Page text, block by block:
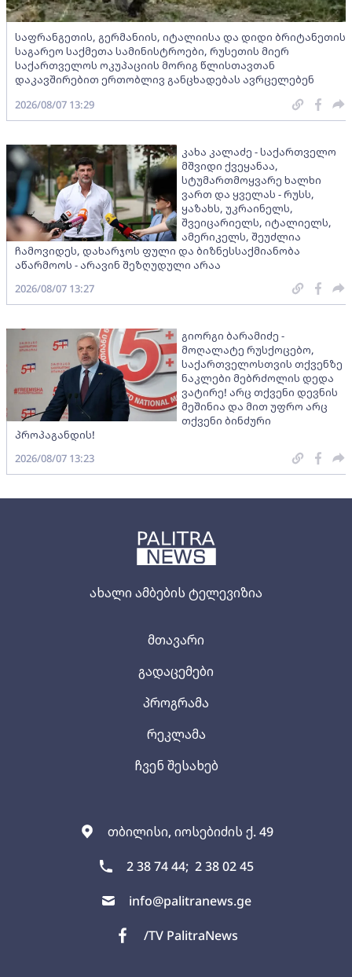
ახალი ამბების ტელევიზია
თბილისი, იოსებიძის ქ. 49
2 38 74 44; 2 38 02 45
info@palitranews.ge
/TV PalitraNews
მთავარი
გადაცემები
პროგრამა
რეკლამა
ჩვენ შესახებ
საფრანგეთის, გერმანიის, იტალიისა და დიდი ბრიტანეთის
საგარეო საქმეთა სამინისტროები, რუსეთის მიერ
საქართველოს ოკუპაციის მორიგ წლისთავთან
დაკავშირებით ერთობლივ განცხადებას ავრცელებენ
2026/08/07 13:29
კახა კალაძე - საქართველო
მშვიდი ქვეყანაა,
სტუმართმოყვარე ხალხი
ვართ და ყველას - რუსს,
ყაზახს, უკრაინელს,
შვეიცარიელს, იტალიელს,
ამერიკელს, შეუძლია
ჩამოვიდეს, დახარჯოს ფული და ბიზნესსაქმიანობა
აწარმოოს - არავინ შეზღუდული არაა
2026/08/07 13:27
გიორგი ბარამიძე -
მოღალატე რუსქოცებო,
საქართველოსთვის თქვენზე
ნაკლები მებრძოლის დედა
ვატირე! არც თქვენი დევნის
მეშინია და მით უფრო არც
თქვენი ბინძური
პროპაგანდის!
2026/08/07 13:23